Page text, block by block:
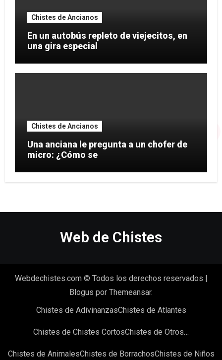
Chistes de Ancianos
En un autobús repleto de viejecitos, en
una gira especial
Chistes de Ancianos
Una anciana le pregunta a un chofer de
micro: ¿Cómo se
Web de Chistes
Webdechistes.com © Todos los derechos reservados
Blogus por Themeansar.
Chistes de AdivinanzasChistes de Atlantes
Chistes de Chistes CortosChistes de Otros…
Chistes de AnimalesChistes de BorrachosChistes de Niños